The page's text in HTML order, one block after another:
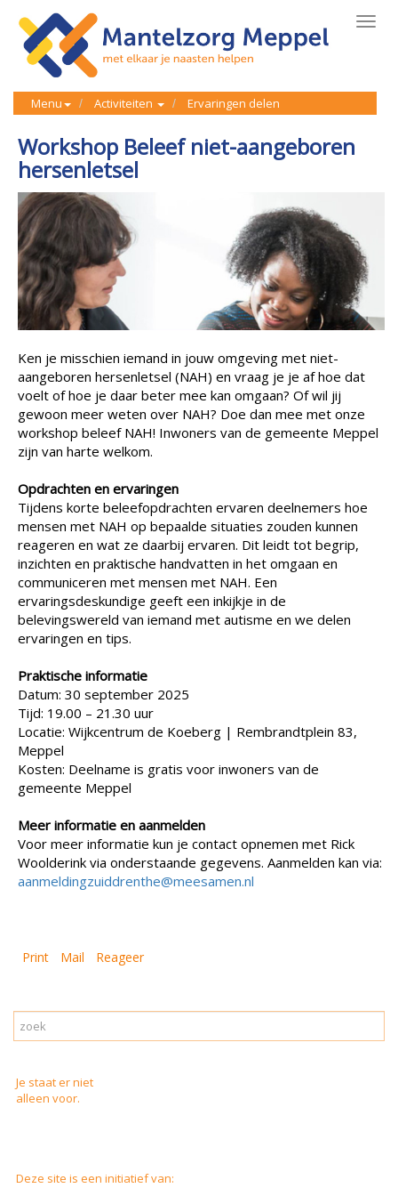
Menu Activiteiten Ervaringen delen
Workshop Beleef niet-aangeboren
hersenletsel
Ken je misschien iemand in jouw omgeving met niet-
aangeboren hersenletsel (NAH) en vraag je je af hoe dat
voelt of hoe je daar beter mee kan omgaan? Of wil jij
gewoon meer weten over NAH? Doe dan mee met onze
workshop beleef NAH! Inwoners van de gemeente Meppel
zijn van harte welkom.
Opdrachten en ervaringen
Tijdens korte beleefopdrachten ervaren deelnemers hoe
mensen met NAH op bepaalde situaties zouden kunnen
reageren en wat ze daarbij ervaren. Dit leidt tot begrip,
inzichten en praktische handvatten in het omgaan en
communiceren met mensen met NAH. Een
ervaringsdeskundige geeft een inkijkje in de
belevingswereld van iemand met autisme en we delen
ervaringen en tips.
Praktische informatie
Datum: 30 september 2025
Tijd: 19.00 – 21.30 uur
Locatie: Wijkcentrum de Koeberg | Rembrandtplein 83,
Meppel
Kosten: Deelname is gratis voor inwoners van de
gemeente Meppel
Meer informatie en aanmelden
Voor meer informatie kun je contact opnemen met Rick
Woolderink via onderstaande gegevens. Aanmelden kan via:
aanmeldingzuiddrenthe@meesamen.nl
Print Mail Reageer
Je staat er niet
alleen voor.
Deze site is een initiatief van: